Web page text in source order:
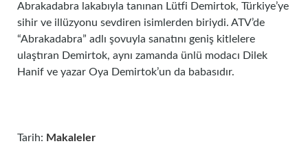
Abrakadabra lakabıyla tanınan Lütfi Demirtok, Türkiye’ye
sihir ve illüzyonu sevdiren isimlerden biriydi. ATV’de
“Abrakadabra” adlı şovuyla sanatını geniş kitlelere
ulaştıran Demirtok, aynı zamanda ünlü modacı Dilek
Hanif ve yazar Oya Demirtok’un da babasıdır.
Tarih: Makaleler